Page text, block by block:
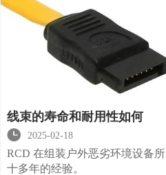
线束的寿命和耐用性如何

2025-02-18
RCD 在组装户外恶劣环境设备
十多年的经验。